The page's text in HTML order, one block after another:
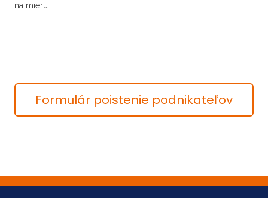
na mieru.
Formulár poistenie podnikateľov